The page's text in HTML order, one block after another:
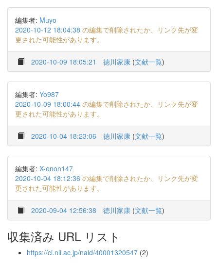
編集者: Muyo
2020-10-12 18:04:38 の編集で削除されたか、リンク先が変
更された可能性があります。
2020-10-09 18:05:21 徳川家康 (文献一覧)
編集者: Yo987
2020-10-09 18:00:44 の編集で削除されたか、リンク先が変
更された可能性があります。
2020-10-04 18:23:06 徳川家康 (文献一覧)
編集者: X-enon147
2020-10-04 18:12:36 の編集で削除されたか、リンク先が変
更された可能性があります。
2020-09-04 12:56:38 徳川家康 (文献一覧)
収集済み URL リスト
https://ci.nii.ac.jp/naid/40001320547 (2)